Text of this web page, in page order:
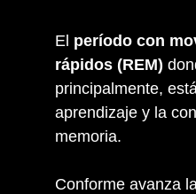
El período con
rápidos (REM)
principalmente,
aprendizaje y la
memoria.
Conforme avanza